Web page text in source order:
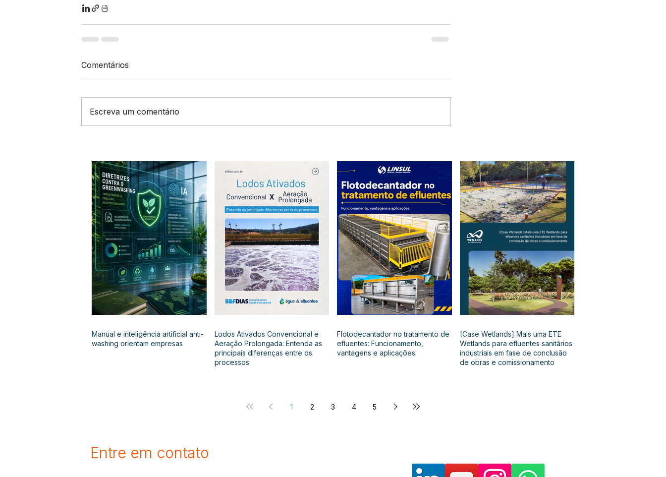
Comentários
Escreva um comentário
Manual e inteligência artificial anti-
washing orientam empresas
Lodos Ativados Convencional e
Aeração Prolongada: Entenda as
principais diferenças entre os
processos
Flotodecantador no tratamento de
efluentes: Funcionamento,
vantagens e aplicações
[Case Wetlands] Mais uma ETE
Wetlands para efluentes sanitários
industriais em fase de conclusão
de obras e comissionamento
1 2 3 4 5
Entre em contato